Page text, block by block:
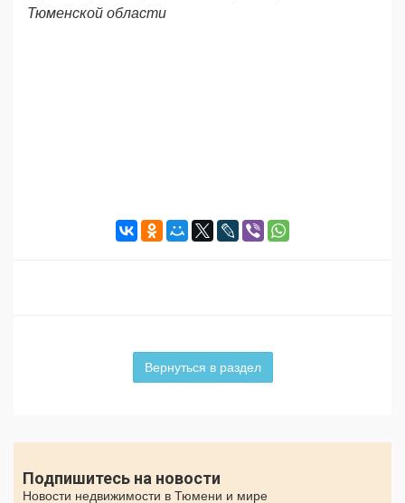
Тюменской области
Вернуться в раздел
Подпишитесь на новости
Новости недвижимости в Тюмени и мире